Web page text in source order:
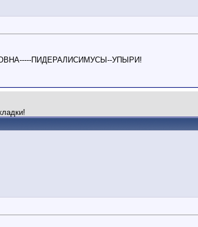
ПИДЕРАЛИСИМУСЫ--УПЫРИ!